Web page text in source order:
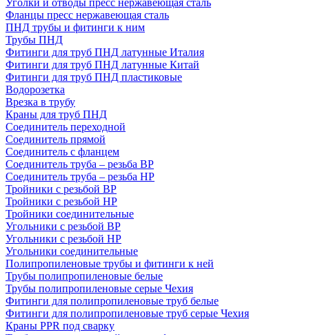
Фланцы пресс нержавеющая сталь
ПНД трубы и фитинги к ним
Трубы ПНД
Фитинги для труб ПНД латунные Италия
Фитинги для труб ПНД латунные Китай
Фитинги для труб ПНД пластиковые
Водорозетка
Врезка в трубу
Краны для труб ПНД
Соединитель переходной
Соединитель прямой
Соединитель с фланцем
Соединитель труба – резьба ВР
Соединитель труба – резьба НР
Тройники с резьбой ВР
Тройники с резьбой НР
Тройники соединительные
Угольники с резьбой ВР
Угольники с резьбой НР
Угольники соединительные
Полипропиленовые трубы и фитинги к ней
Трубы полипропиленовые белые
Трубы полипропиленовые серые Чехия
Фитинги для полипропиленовые труб белые
Фитинги для полипропиленовые труб серые Чехия
Краны PPR под сварку